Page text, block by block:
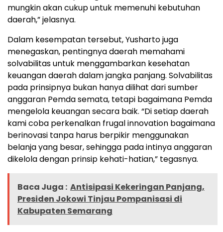
mungkin akan cukup untuk memenuhi kebutuhan
daerah,” jelasnya.
Dalam kesempatan tersebut, Yusharto juga
menegaskan, pentingnya daerah memahami
solvabilitas untuk menggambarkan kesehatan
keuangan daerah dalam jangka panjang. Solvabilitas
pada prinsipnya bukan hanya dilihat dari sumber
anggaran Pemda semata, tetapi bagaimana Pemda
mengelola keuangan secara baik. “Di setiap daerah
kami coba perkenalkan frugal innovation bagaimana
berinovasi tanpa harus berpikir menggunakan
belanja yang besar, sehingga pada intinya anggaran
dikelola dengan prinsip kehati-hatian,” tegasnya.
Baca Juga : Antisipasi Kekeringan Panjang,
Presiden Jokowi Tinjau Pompanisasi di
Kabupaten Semarang